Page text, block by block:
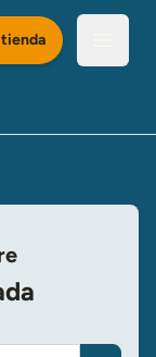
tienda